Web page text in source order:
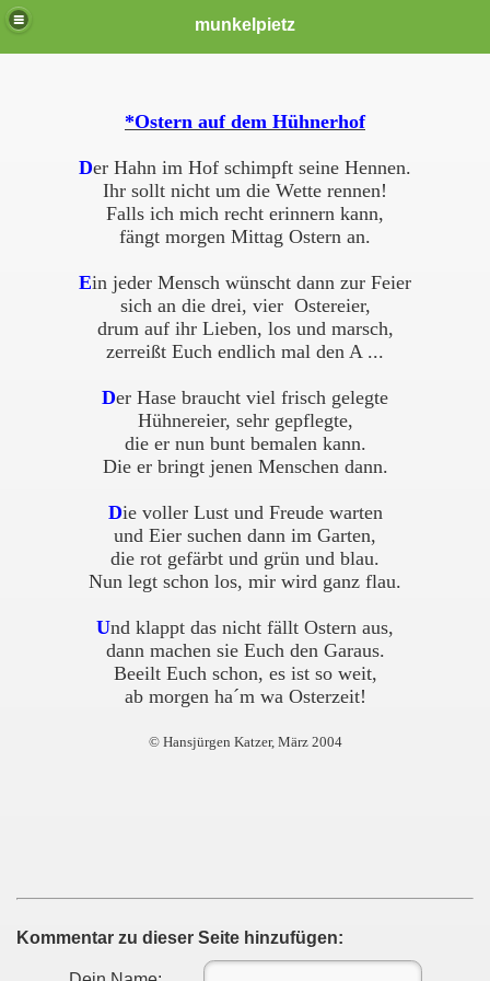
munkelpietz
*Ostern auf dem Hühnerhof
Der Hahn im Hof schimpft seine Hennen.
Ihr sollt nicht um die Wette rennen!
Falls ich mich recht erinnern kann,
fängt morgen Mittag Ostern an.
Ein jeder Mensch wünscht dann zur Feier
sich an die drei, vier Ostereier,
drum auf ihr Lieben, los und marsch,
zerreißt Euch endlich mal den A ...
Der Hase braucht viel frisch gelegte
Hühnereier, sehr gepflegte,
die er nun bunt bemalen kann.
Die er bringt jenen Menschen dann.
Die voller Lust und Freude warten
und Eier suchen dann im Garten,
die rot gefärbt und grün und blau.
Nun legt schon los, mir wird ganz flau.
Und klappt das nicht fällt Ostern aus,
dann machen sie Euch den Garaus.
Beeilt Euch schon, es ist so weit,
ab morgen ha´m wa Osterzeit!
© Hansjürgen Katzer, März 2004
Kommentar zu dieser Seite hinzufügen: